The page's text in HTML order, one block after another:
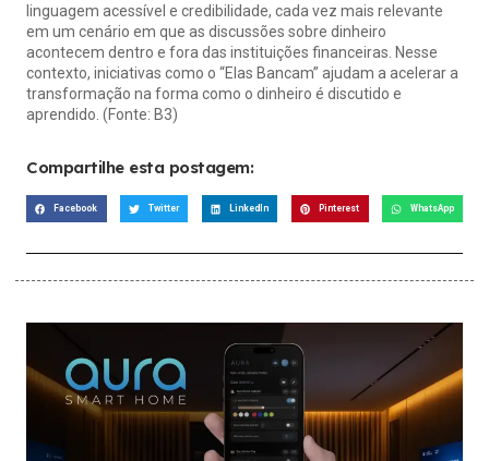
linguagem acessível e credibilidade, cada vez mais relevante
em um cenário em que as discussões sobre dinheiro
acontecem dentro e fora das instituições financeiras. Nesse
contexto, iniciativas como o “Elas Bancam” ajudam a acelerar a
transformação na forma como o dinheiro é discutido e
aprendido. (Fonte: B3)
Compartilhe esta postagem:
Facebook Twitter LinkedIn Pinterest WhatsApp